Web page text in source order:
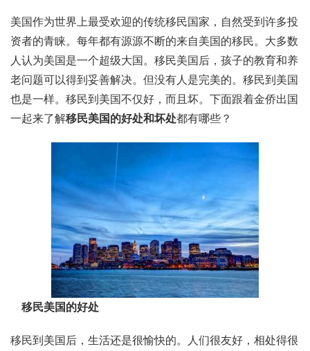
美国作为世界上最受欢迎的传统移民国家，自然受到许多投
资者的青睐。每年都有源源不断的来自美国的移民。大多数
人认为美国是一个超级大国。移民美国后，孩子的教育和养
老问题可以得到妥善解决。但没有人是完美的。移民到美国
也是一样。移民到美国不仅好，而且坏。下面跟着金侨出国
一起来了解移民美国的好处和坏处都有哪些？
移民美国的好处
移民到美国后，生活还是很愉快的。人们很友好，相处得很